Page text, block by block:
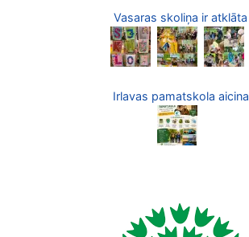
Vasaras skoliņa ir atklāta
Irlavas pamatskola aicina